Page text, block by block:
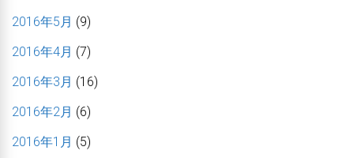
2016年5月 (9)
2016年4月 (7)
2016年3月 (16)
2016年2月 (6)
2016年1月 (5)